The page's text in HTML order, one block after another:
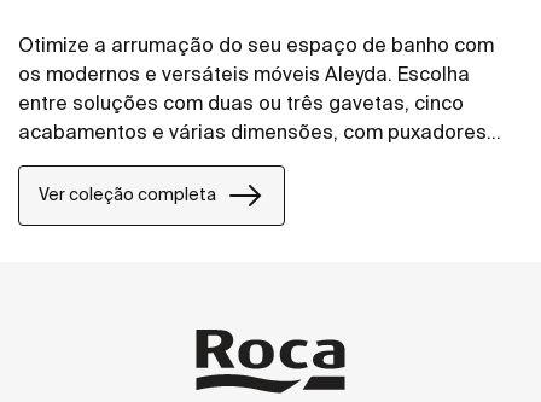
Otimize a arrumação do seu espaço de banho com
os modernos e versáteis móveis Aleyda. Escolha
entre soluções com duas ou três gavetas, cinco
acabamentos e várias dimensões, com puxadores
Ver coleção completa